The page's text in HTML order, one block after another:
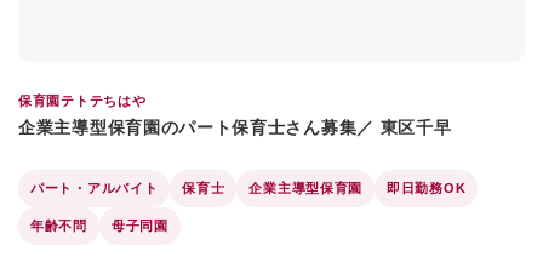
保育園テトテちはや
企業主導型保育園のパート保育士さん募集／ 東区千早
パート・アルバイト 保育士 企業主導型保育園 即日勤務OK
年齢不問 母子同園